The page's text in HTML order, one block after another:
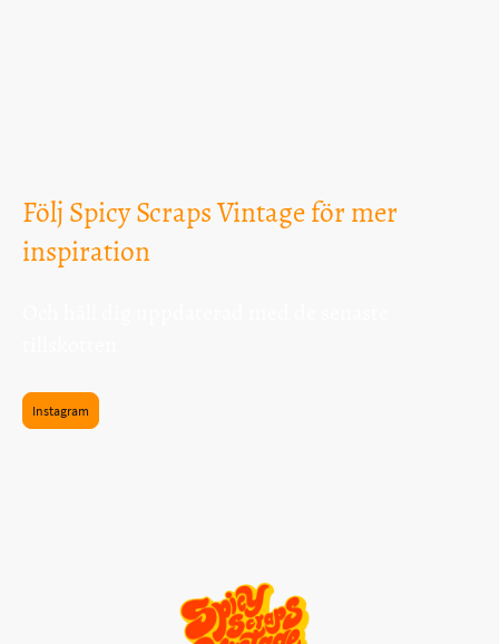
Följ Spicy Scraps Vintage för mer
inspiration
Instagram